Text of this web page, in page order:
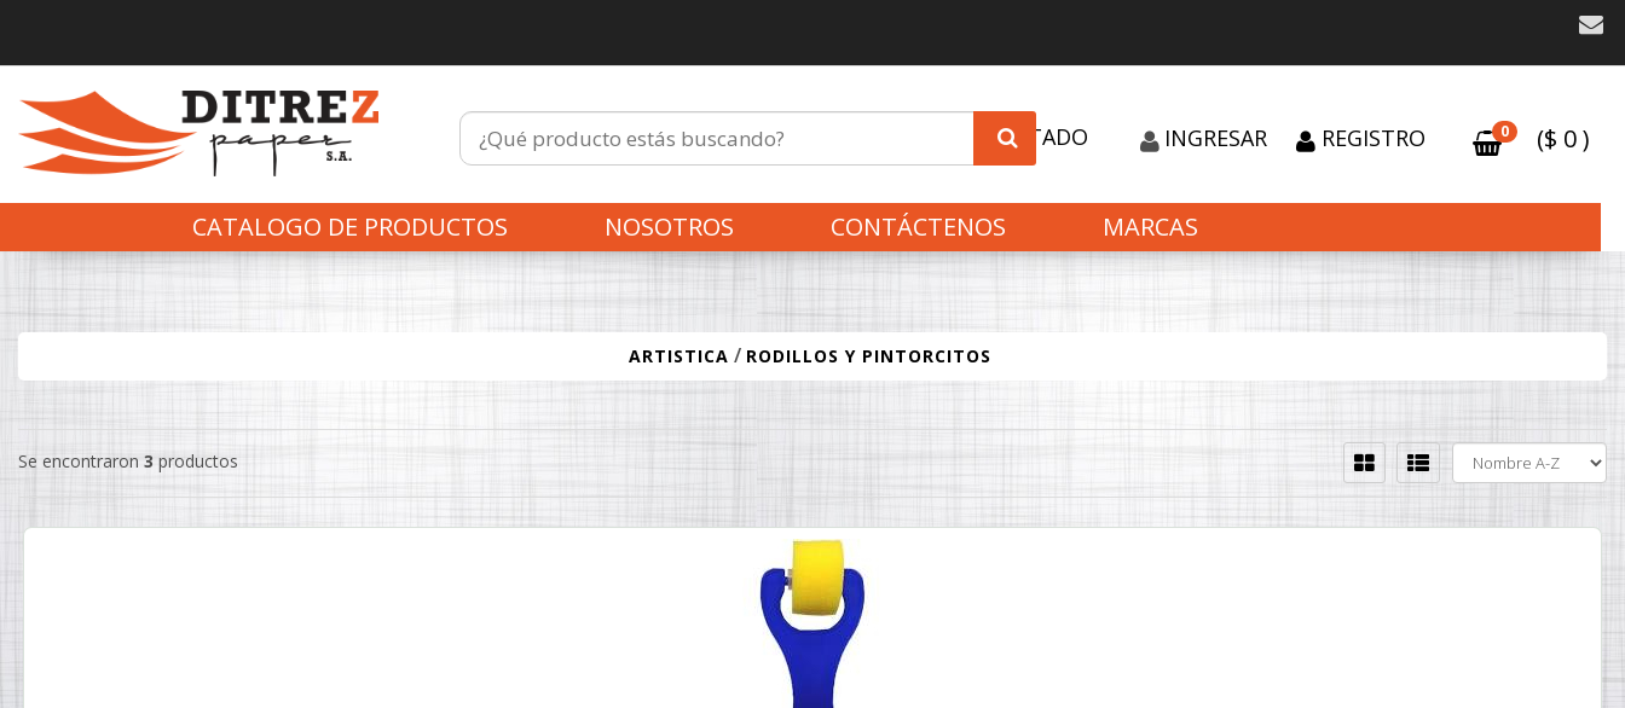
INVITADO INGRESAR REGISTRO 0 ($ 0)
CATALOGO DE PRODUCTOS NOSOTROS CONTÁCTENOS MARCAS
ARTISTICA / RODILLOS Y PINTORCITOS
Se encontraron 3 productos